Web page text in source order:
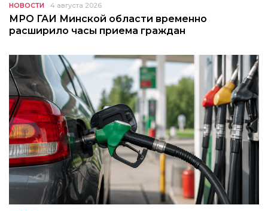
НОВОСТИ 4 августа 2026
МРО ГАИ Минской области временно
расширило часы приема граждан